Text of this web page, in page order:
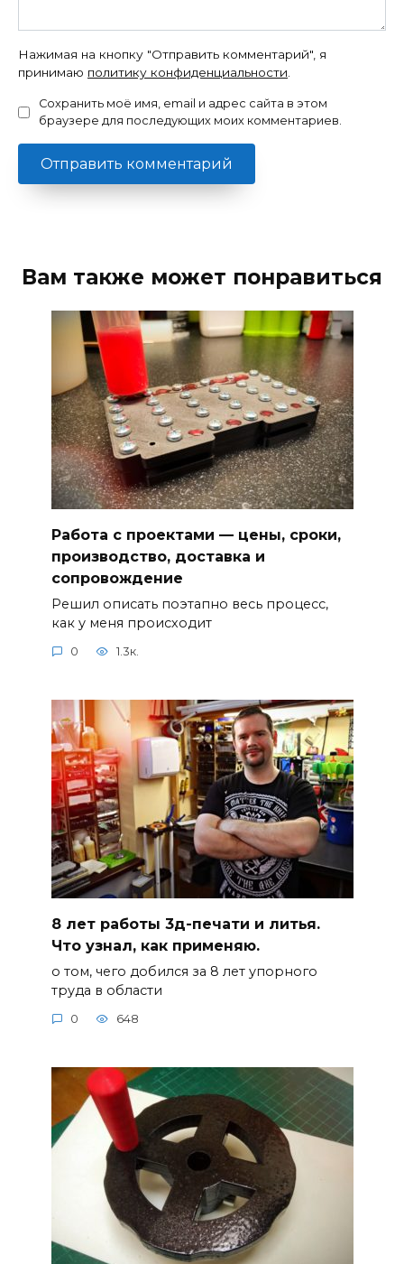
Нажимая на кнопку "Отправить комментарий", я
принимаю политику конфиденциальности.
Сохранить моё имя, email и адрес сайта в этом
браузере для последующих моих комментариев.
Вам также может понравиться
Работа с проектами — цены, сроки,
производство, доставка и
сопровождение
Решил описать поэтапно весь процесс,
как у меня происходит
0 1.3к.
8 лет работы 3д-печати и литья.
Что узнал, как применяю.
о том, чего добился за 8 лет упорного
труда в области
0 648